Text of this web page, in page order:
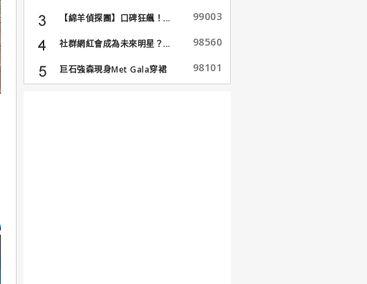
【綿羊偵探團】口碑狂飆！... 99003
社群網紅會成為未來明星？... 98560
巨石強森現身Met Gala穿裙
子...
98101